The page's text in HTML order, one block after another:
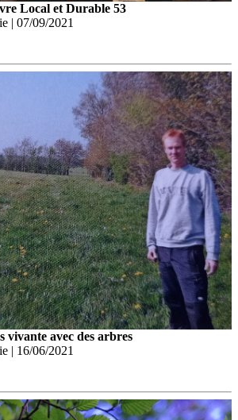
Local et Durable 53
| 07/09/2021
vivante avec des arbres
| 16/06/2021